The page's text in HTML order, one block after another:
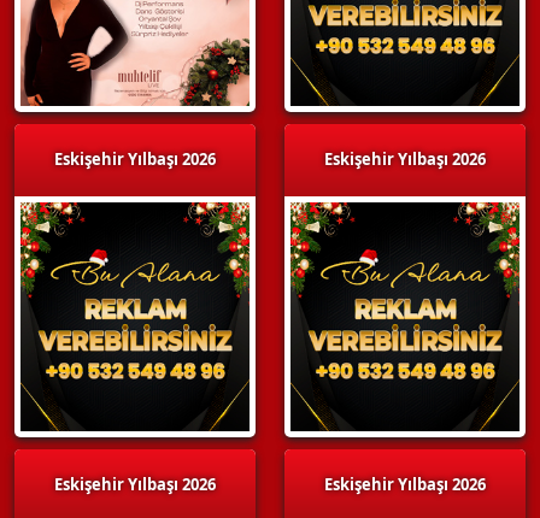
Eskişehir Yılbaşı 2026
Eskişehir Yılbaşı 2026
Eskişehir Yılbaşı 2026
Eskişehir Yılbaşı 2026